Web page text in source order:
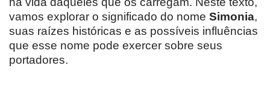
vamos explorar o significado do nome Simonia,
suas raízes históricas e as possíveis influências
que esse nome pode exercer sobre seus
portadores.